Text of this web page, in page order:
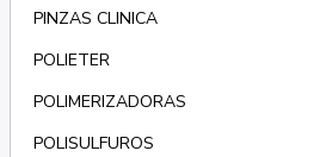
PINZAS CLINICA
POLIETER
POLIMERIZADORAS
POLISULFUROS